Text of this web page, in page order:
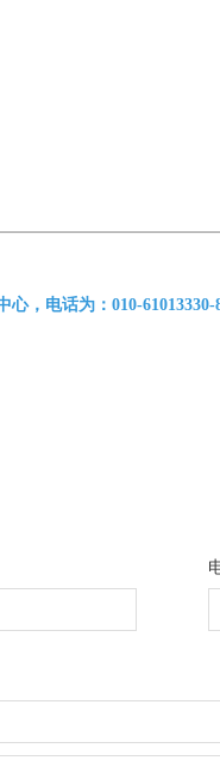
，电话为：010-61013330-